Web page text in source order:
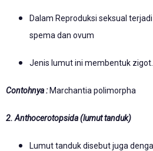
Dalam Reproduksi seksual
spema dan ovum
Jenis lumut ini membentuk zigot.
Contohnya :Marchantia polimorpha
2. Anthocerotopsida (lumut tanduk)
Lumut tanduk disebut juga